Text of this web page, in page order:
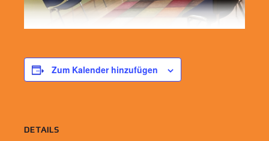
Zum Kalender hinzufügen
DETAILS